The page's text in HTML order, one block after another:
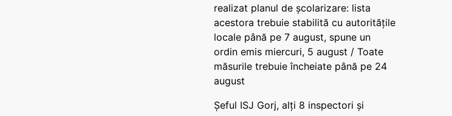
realizat planul de școlarizare: lista
acestora trebuie stabilită cu autoritățile
locale până pe 7 august, spune un
ordin emis miercuri, 5 august / Toate
măsurile trebuie încheiate până pe 24
august
Șeful ISJ Gorj, alți 8 inspectori și